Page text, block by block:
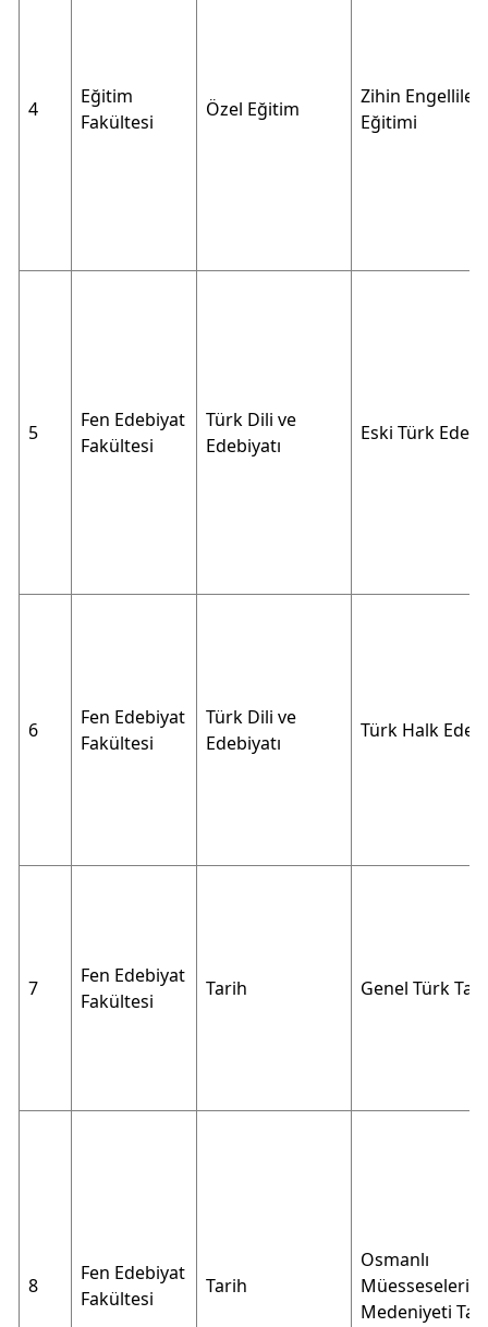
4
Eğitim
Fakültesi
Özel Eğitim
Zihin Engelliler
Eğitimi
5
Fen Edebiyat
Fakültesi
Türk Dili ve
Edebiyatı
Eski Türk
6
Fen Edebiyat
Fakültesi
Türk Dili ve
Edebiyatı
Türk Halk
7
Fen Edebiyat
Fakültesi
Tarih Genel Türk
8
Fen Edebiyat
Fakültesi
Tarih
Osmanlı
Müesseseleri
Medeniyeti